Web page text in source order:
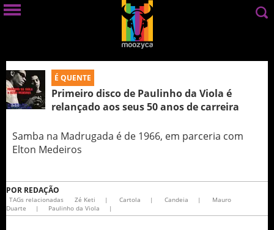
É QUENTE
Primeiro disco de Paulinho da Viola é
relançado aos seus 50 anos de carreira
Samba na Madrugada é de 1966, em parceria com
Elton Medeiros
POR REDAÇÃO
TAGs relacionadas Zé Keti | Cartola | Candeia |
Mauro
Duarte
| Paulinho da Viola |